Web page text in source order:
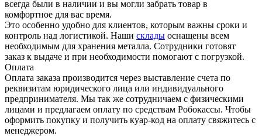
всегда были в наличии и вы могли забрать товар в
комфортное для вас время.
Это особенно удобно для клиентов, которым важны сроки и
контроль над логистикой. Наши склады оснащены всем
необходимым для хранения металла. Сотрудники готовят
заказ к выдаче и при необходимости помогают с погрузкой.
Оплата
Оплата заказа производится через выставление счета по
реквизитам юридического лица или индивидуального
предпринимателя. Мы так же сотрудничаем с физическими
лицами и предлагаем оплату по средствам Робокассы. Чтобы
оформить покупку и получить куар-код на оплату свяжитесь с
менеджером.